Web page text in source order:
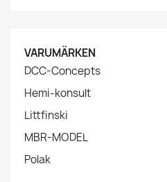
VARUMÄRKEN
DCC-Concepts
Hemi-konsult
Littfinski
MBR-MODEL
Polak